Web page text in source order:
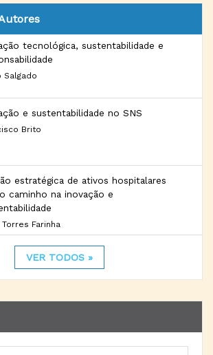
tecnológica, sustentabilidade e
Salgado
e sustentabilidade no SNS
Brito
estratégica de ativos hospitalares
caminho na inovação e
Farinha
VER TODOS »